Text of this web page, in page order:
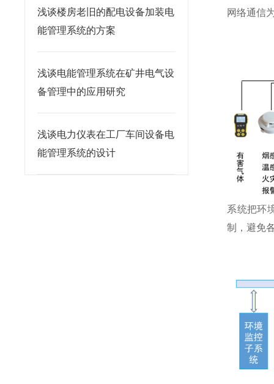
网络通信
系统把环
制，避免
浅谈楼房老旧的配电设备加装电
能管理系统的方案
浅谈电能管理系统在矿井电气设
备管理中的应用研究
浅谈电力仪表在工厂车间设备电
能管理系统的设计